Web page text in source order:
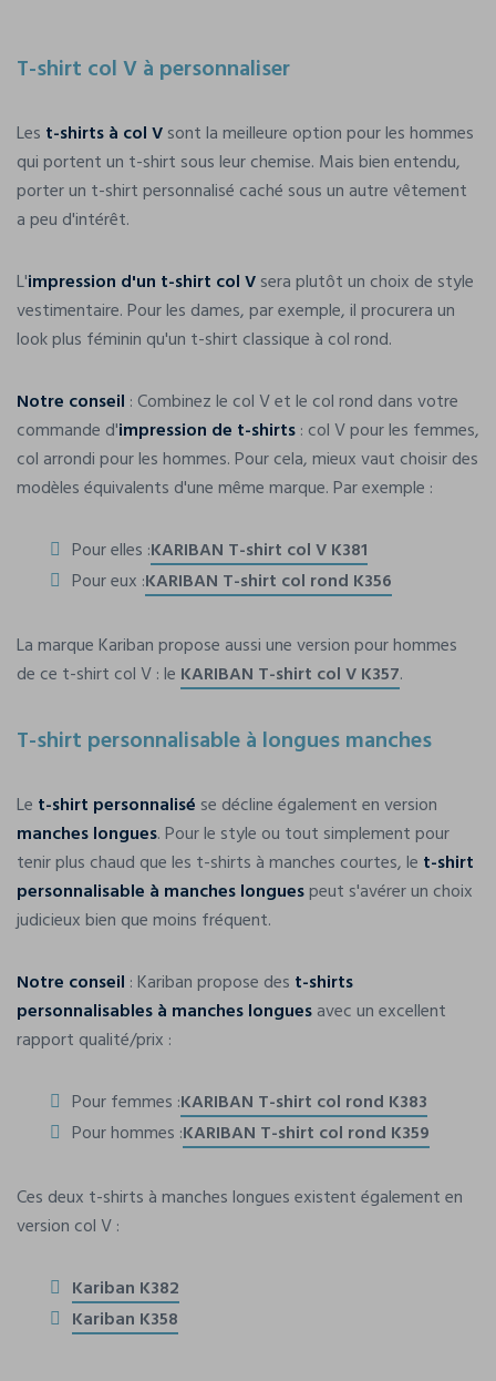
T-shirt col V à personnaliser
Les t-shirts à col Vsont la meilleure option pour les hommes
qui portent un t-shirt sous leur chemise. Mais bien entendu,
porter un t-shirt personnalisé caché sous un autre vêtement
a peu d'intérêt.
L'impression d'un t-shirt col Vsera plutôt un choix de style
vestimentaire. Pour les dames, par exemple, il procurera un
look plus féminin qu'un t-shirt classique à col rond.
Notre conseil : Combinez le col V et le col rond dans votre
commande d'impression de t-shirts: col V pour les femmes,
col arrondi pour les hommes. Pour cela, mieux vaut choisir des
modèles équivalents d'une même marque. Par exemple :
Pour elles :KARIBAN T-shirt col V K381
Pour eux :KARIBAN T-shirt col rond K356
La marque Kariban propose aussi une version pour hommes
de ce t-shirt col V : le KARIBAN T-shirt col V K357.
T-shirt personnalisable à longues manches
Le t-shirt personnalisé se décline également en version
manches longues. Pour le style ou tout simplement pour
tenir plus chaud que les t-shirts à manches courtes, le t-shirt
personnalisable à manches longuespeut s'avérer un choix
judicieux bien que moins fréquent.
Notre conseil : Kariban propose des t-shirts
personnalisables à manches longuesavec un excellent
rapport qualité/prix :
Pour femmes :KARIBAN T-shirt col rond K383
Pour hommes :KARIBAN T-shirt col rond K359
Ces deux t-shirts à manches longues existent également en
version col V :
Kariban K382
Kariban K358